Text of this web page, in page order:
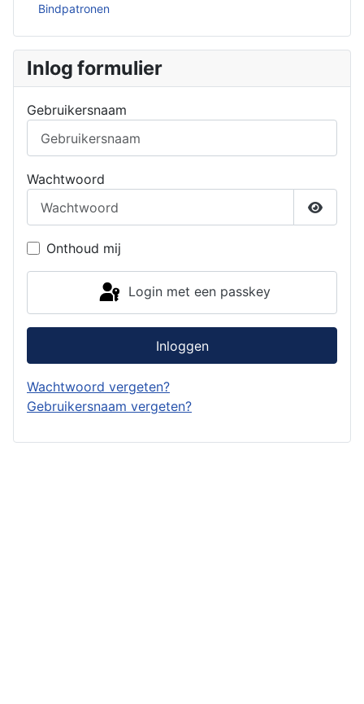
Bindpatronen
Inlog formulier
Gebruikersnaam
Wachtwoord
Toon
Onthoud mij
Login met een passkey
Inloggen
Wachtwoord vergeten?
Gebruikersnaam vergeten?